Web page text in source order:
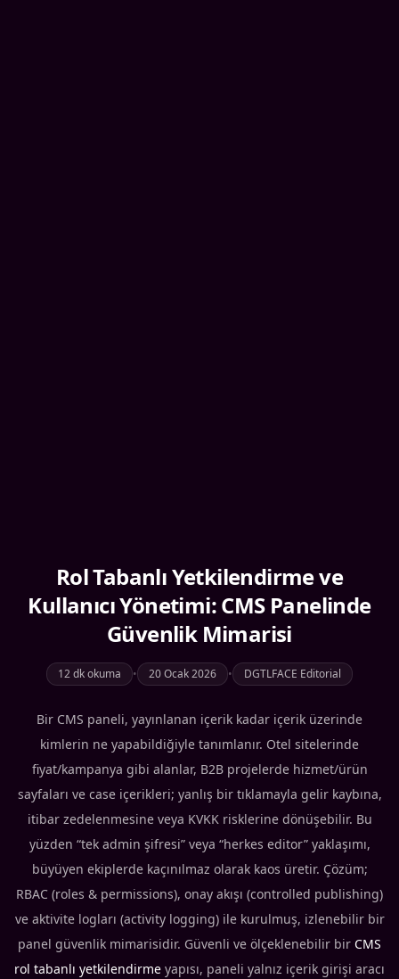
Rol Tabanlı Yetkilendirme ve
Kullanıcı Yönetimi: CMS Panelinde
Güvenlik Mimarisi
12 dk okuma • 20 Ocak 2026 • DGTLFACE Editorial
Bir CMS paneli, yayınlanan içerik kadar içerik üzerinde
kimlerin ne yapabildiğiyle tanımlanır. Otel sitelerinde
fiyat/kampanya gibi alanlar, B2B projelerde hizmet/ürün
sayfaları ve case içerikleri; yanlış bir tıklamayla gelir kaybına,
itibar zedelenmesine veya KVKK risklerine dönüşebilir. Bu
yüzden “tek admin şifresi” veya “herkes editor” yaklaşımı,
büyüyen ekiplerde kaçınılmaz olarak kaos üretir. Çözüm;
RBAC (roles & permissions), onay akışı (controlled publishing)
ve aktivite logları (activity logging) ile kurulmuş, izlenebilir bir
panel güvenlik mimarisidir. Güvenli ve ölçeklenebilir bir CMS
rol tabanlı yetkilendirme yapısı, paneli yalnız içerik girişi aracı